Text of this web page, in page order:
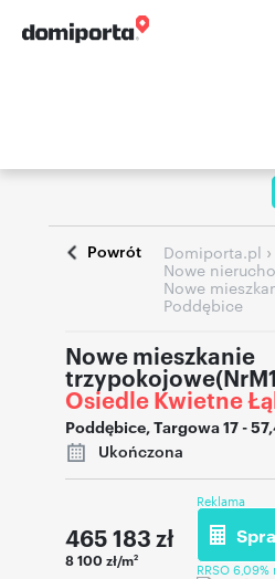
Powrót Domiporta.pl ›
Nowe
Nowe
Poddębice
Nowe mieszkanie
Osiedle Kwietne
Poddębice,Targowa 17-
Ukończona
465 183 zł
8 100 zł/m2
Reklama
RRSO